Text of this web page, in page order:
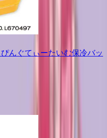
んぐてぃーたいむ保冷バッ